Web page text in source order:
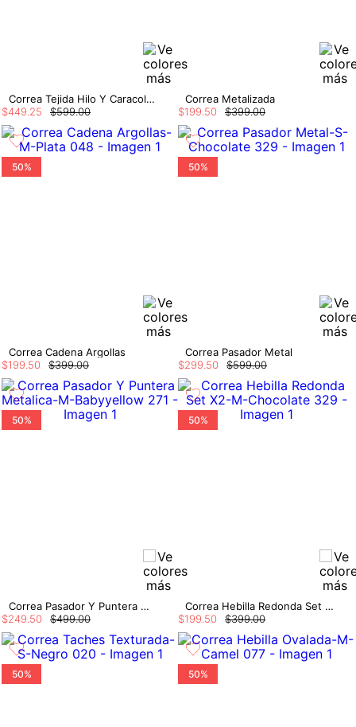
Correa Tejida Hilo Y Caracoles
$599.00
$449 25
Correa Metalizada
$399.00
$199 50
50%
Correa Cadena Argollas
$399.00
$199.50
50%
Correa Pasador Metal
$599.00
$299.50
50%
Correa Pasador Y Puntera Metalica
$499.00
$249.50
50%
Correa Hebilla Redonda Set X2
$399.00
$199.50
50% 50%